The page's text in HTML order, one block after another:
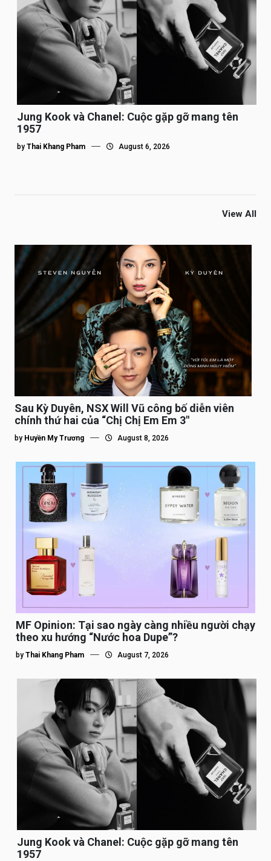
Jung Kook và Chanel: Cuộc gặp gỡ mang tên
1957
by Thai Khang Pham August 6, 2026
View All
Sau Kỳ Duyên, NSX Will Vũ công bố diễn viên
chính thứ hai của “Chị Chị Em Em 3″
by Huyền My Trương August 8, 2026
MF Opinion: Tại sao ngày càng nhiều người chạy
theo xu hướng “Nước hoa Dupe”?
by Thai Khang Pham August 7, 2026
Jung Kook và Chanel: Cuộc gặp gỡ mang tên
1957